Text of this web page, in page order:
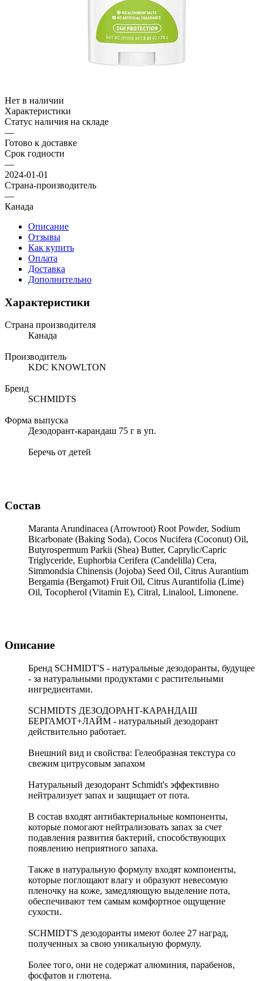
Нет в наличии
Характеристики
Статус наличия на складе
—
Готово к доставке
Срок годности
—
2024-01-01
Страна-производитель
—
Канада
Описание
Отзывы
Как купить
Оплата
Доставка
Дополнительно
Характеристики
Страна производителя
Канада
Производитель
KDC KNOWLTON
Бренд
SCHMIDTS
Форма выпуска
Дезодорант-карандаш 75 г в уп.
Беречь от детей
Состав
Maranta Arundinacea (Arrowroot) Root Powder, Sodium
Bicarbonate (Baking Soda), Cocos Nucifera (Coconut) Oil,
Butyrospermum Parkii (Shea) Butter, Caprylic/Capric
Triglyceride, Euphorbia Cerifera (Candelilla) Cera,
Simmondsia Chinensis (Jojoba) Seed Oil, Citrus Aurantium
Bergamia (Bergamot) Fruit Oil, Citrus Aurantifolia (Lime)
Oil, Tocopherol (Vitamin E), Citral, Linalool, Limonene.
Описание
Бренд SCHMIDT'S - натуральные дезодоранты, будущее
- за натуральными продуктами с растительными
ингредиентами.
SCHMIDTS ДЕЗОДОРАНТ-КАРАНДАШ
БЕРГАМОТ+ЛАЙМ - натуральный дезодорант
действительно работает.
Внешний вид и свойства: Гелеобразная текстура со
свежим цитрусовым запахом
Натуральный дезодорант Schmidt's эффективно
нейтрализует запах и защищает от пота.
В состав входят антибактериальные компоненты,
которые помогают нейтрализовать запах за счет
подавления развития бактерий, способствующих
появлению неприятного запаха.
Также в натуральную формулу входят компоненты,
которые поглощают влагу и образуют невесомую
пленочку на коже, замедляющую выделение пота,
обеспечивают тем самым комфортное ощущение
сухости.
SCHMIDT'S дезодоранты имеют более 27 наград,
полученных за свою уникальную формулу.
Более того, они не содержат алюминия, парабенов,
фосфатов и глютена.